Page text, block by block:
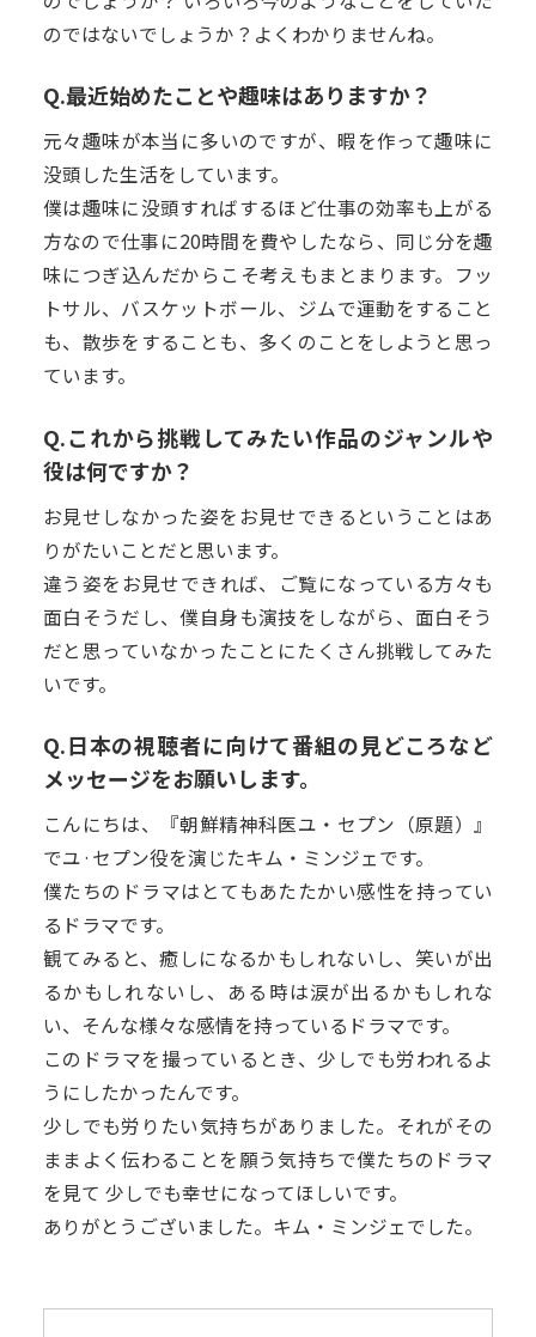
のではないでしょうか？よくわかりませんね。
Q.最近始めたことや趣味はありますか？
元々趣味が本当に多いのですが、暇を作って趣味に
没頭した生活をしています。
僕は趣味に没頭すればするほど仕事の効率も上がる
方なので仕事に20時間を費やしたなら、同じ分を趣
味につぎ込んだからこそ考えもまとまります。フッ
トサル、バスケットボール、ジムで運動をすること
も、散歩をすることも、多くのことをしようと思っ
ています。
Q.これから挑戦してみたい作品のジャンルや
役は何ですか？
お見せしなかった姿をお見せできるということはあ
りがたいことだと思います。
違う姿をお見せできれば、ご覧になっている方々も
面白そうだし、僕自身も演技をしながら、面白そう
だと思っていなかったことにたくさん挑戦してみた
いです。
Q.日本の視聴者に向けて番組の見どころなど
メッセージをお願いします。
こんにちは、『朝鮮精神科医ユ・セプン（原題）』
でユ·セプン役を演じたキム・ミンジェです。
僕たちのドラマはとてもあたたかい感性を持ってい
るドラマです。
観てみると、癒しになるかもしれないし、笑いが出
るかもしれないし、ある時は涙が出るかもしれな
い、そんな様々な感情を持っているドラマです。
このドラマを撮っているとき、少しでも労われるよ
うにしたかったんです。
少しでも労りたい気持ちがありました。それがその
ままよく伝わることを願う気持ちで僕たちのドラマ
を見て 少しでも幸せになってほしいです。
ありがとうございました。キム・ミンジェでした。